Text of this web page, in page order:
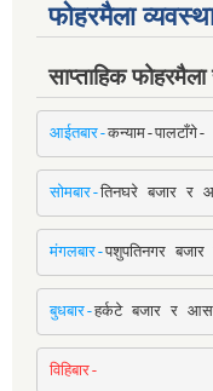
फोहरमैला
साप्ताहिक
आईतबार-कन्याम-पालटाँगे-
सोमबार-तिनघरे बजार र
मंगलबार-पशुपतिनगर
बुधबार-हर्कटे बजार र
विहिबार-